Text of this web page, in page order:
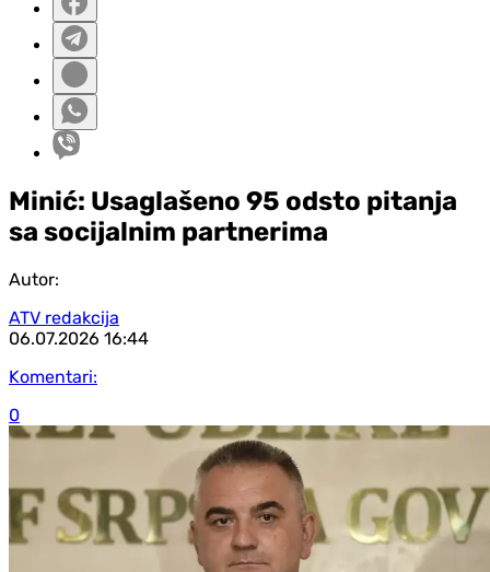
Minić: Usaglašeno 95 odsto pitanja
sa socijalnim partnerima
Autor:
ATV redakcija
06.07.2026 16:44
Komentari:
0